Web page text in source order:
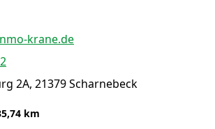
krane.de
2A, 21379 Scharnebeck
km